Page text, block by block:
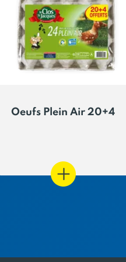
Oeufs Plein Air 20+4